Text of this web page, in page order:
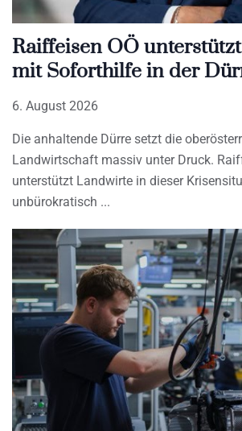
Raiffeisen OÖ
mit Soforthilfe in der
6. August 2026
Die anhaltende Dürre setzt die
Landwirtschaft massiv unter Druck.
unterstützt Landwirte in dieser
unbürokratisch